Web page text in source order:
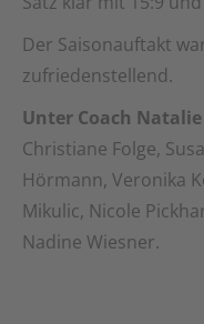
Der Saisonauftakt
zufriedenstellend.
Unter Coach
Christiane Folge,
Hörmann, Veronika
Mikulic, Nicole
Nadine Wiesner.